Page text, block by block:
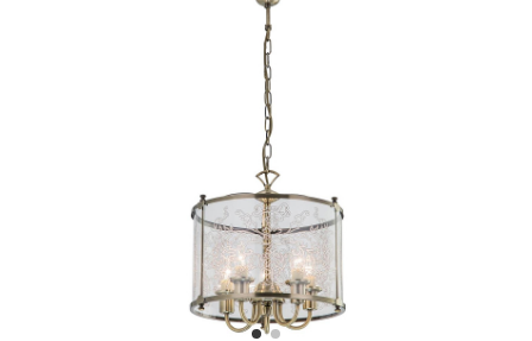
Уличное освещение
1 2